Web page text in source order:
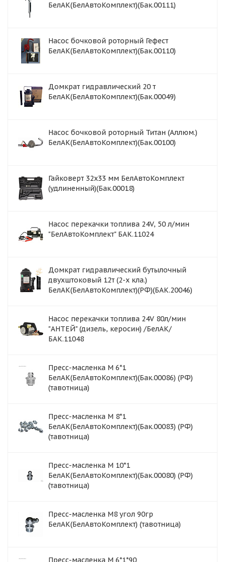
БелАК(БелАвтоКомплект)(Бак.00111)
Насос бочковой роторный Гефест
БелАК(БелАвтоКомплект)(Бак.00110)
Домкрат гидравлический 20 т
БелАК(БелАвтоКомплект)(Бак.00049)
Насос бочковой роторный Титан (Аллюм.)
БелАК(БелАвтоКомплект)(Бак.00100)
Гайковерт 32x33 мм БелАвтоКомплект
(удлиненный)(Бак.00018)
Насос перекачки топлива 24V, 50 л/мин
"БелАвтоКомплект" БАК.11024
Домкрат гидравлический бутылочный
двухштоковый 12т (2-х кла.)
БелАК(БелАвтоКомплект)(РФ)(БАК.20046)
Насос перекачки топлива 24V 80л/мин
"АНТЕЙ" (дизель, керосин) /БелАК/
БАК.11048
Пресс-масленка М 6*1
БелАК(БелАвтоКомплект)(Бак.00086) (РФ)
(тавотница)
Пресс-масленка М 8*1
БелАК(БелАвтоКомплект)(Бак.00083) (РФ)
(тавотница)
Пресс-масленка М 10*1
БелАК(БелАвтоКомплект)(Бак.00080) (РФ)
(тавотница)
Пресс-масленка М8 угол 90гр
БелАК(БелАвтоКомплект) (тавотница)
Пресс-масленка М 6*1*90